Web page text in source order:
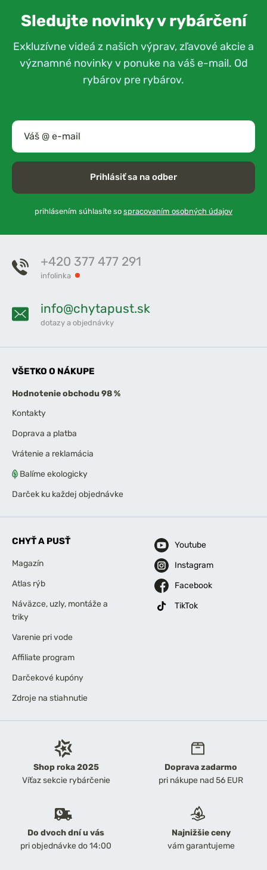
Sledujte novinky v rybárčení
Exkluzívne videá z našich výprav, zľavové akcie a
významné novinky v ponuke na váš e-mail. Od
rybárov pre rybárov.
Prihlásiť sa na odber
prihlásením súhlasíte so spracovaním osobných údajov
Shop roka 2025
Víťaz sekcie rybárčenie
Doprava zadarmo
pri nákupe nad 56 EUR
Do dvoch dní u vás
pri objednávke do 14:00
Najnižšie ceny
vám garantujeme
+420 377 477 291
infolinka
info@chytapust.sk
dotazy a objednávky
VŠETKO O NÁKUPE
Hodnotenie obchodu 98 %
Kontakty
Doprava a platba
Vrátenie a reklamácia
Balíme ekologicky
Darček ku každej objednávke
CHYŤ A PUSŤ
Magazín
Atlas rýb
Náväzce, uzly, montáže a
triky
Varenie pri vode
Affiliate program
Darčekové kupóny
Zdroje na stiahnutie
Youtube
Instagram
Facebook
TikTok